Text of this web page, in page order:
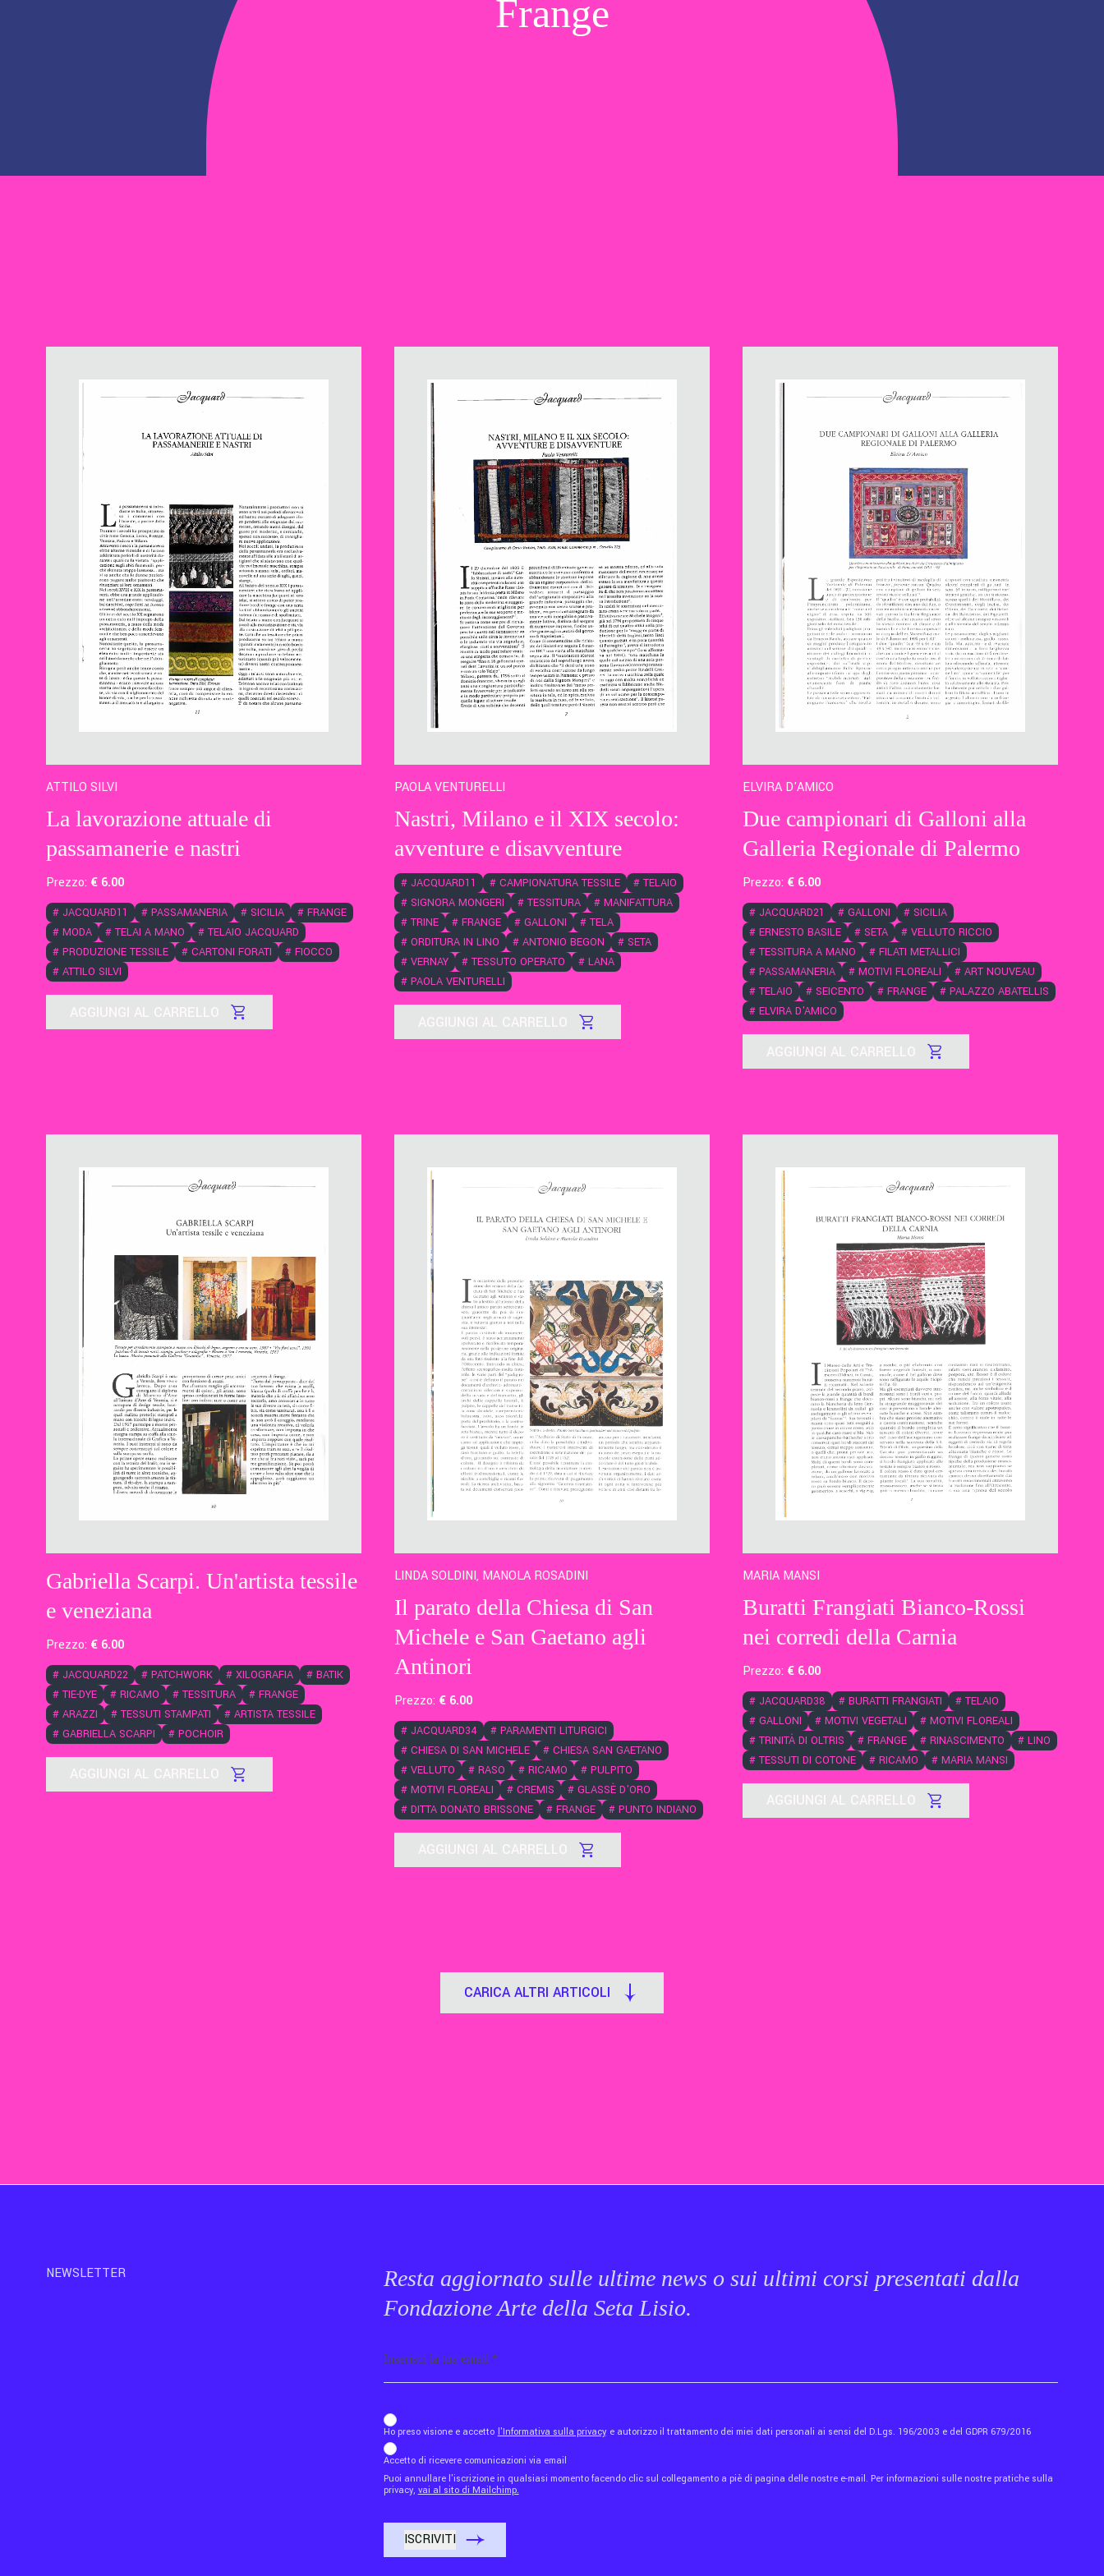
Frange
ATTILO SILVI
La lavorazione attuale di
passamanerie e nastri
Prezzo: € 6.00
# JACQUARD11 # PASSAMANERIA # SICILIA # FRANGE
# MODA # TELAI A MANO # TELAIO JACQUARD
# PRODUZIONE TESSILE # CARTONI FORATI # FIOCCO
# ATTILO SILVI
AGGIUNGI AL CARRELLO
PAOLA VENTURELLI
Nastri, Milano e il XIX secolo:
avventure e disavventure
# JACQUARD11 # CAMPIONATURA TESSILE # TELAIO
# SIGNORA MONGERI # TESSITURA # MANIFATTURA
# TRINE # FRANGE # GALLONI # TELA
# ORDITURA IN LINO # ANTONIO BEGON # SETA
# VERNAY # TESSUTO OPERATO # LANA
# PAOLA VENTURELLI
AGGIUNGI AL CARRELLO
ELVIRA D'AMICO
Due campionari di Galloni alla
Galleria Regionale di Palermo
Prezzo: € 6.00
# JACQUARD21 # GALLONI # SICILIA
# ERNESTO BASILE # SETA # VELLUTO RICCIO
# TESSITURA A MANO # FILATI METALLICI
# PASSAMANERIA # MOTIVI FLOREALI # ART NOUVEAU
# TELAIO # SEICENTO # FRANGE # PALAZZO ABATELLIS
# ELVIRA D'AMICO
AGGIUNGI AL CARRELLO
Gabriella Scarpi. Un'artista tessile
e veneziana
Prezzo: € 6.00
# JACQUARD22 # PATCHWORK # XILOGRAFIA # BATIK
# TIE-DYE # RICAMO # TESSITURA # FRANGE
# ARAZZI # TESSUTI STAMPATI # ARTISTA TESSILE
# GABRIELLA SCARPI # POCHOIR
AGGIUNGI AL CARRELLO
LINDA SOLDINI, MANOLA ROSADINI
Il parato della Chiesa di San
Michele e San Gaetano agli
Antinori
Prezzo: € 6.00
# JACQUARD34 # PARAMENTI LITURGICI
# CHIESA DI SAN MICHELE # CHIESA SAN GAETANO
# VELLUTO # RASO # RICAMO # PULPITO
# MOTIVI FLOREALI # CREMIS # GLASSÈ D'ORO
# DITTA DONATO BRISSONE # FRANGE # PUNTO INDIANO
AGGIUNGI AL CARRELLO
MARIA MANSI
Buratti Frangiati Bianco-Rossi
nei corredi della Carnia
Prezzo: € 6.00
# JACQUARD38 # BURATTI FRANGIATI # TELAIO
# GALLONI # MOTIVI VEGETALI # MOTIVI FLOREALI
# TRINITÀ DI OLTRIS # FRANGE # RINASCIMENTO # LINO
# TESSUTI DI COTONE # RICAMO # MARIA MANSI
AGGIUNGI AL CARRELLO
CARICA ALTRI ARTICOLI
NEWSLETTER
Resta aggiornato sulle ultime news o sui ultimi corsi presentati dalla
Fondazione Arte della Seta Lisio.
b_b43a7bd9734c7124b3be52921_1911023b36
Ho preso visione e accetto l'Informativa sulla privacy e autorizzo il trattamento dei miei dati personali ai sensi del D.Lgs. 196/2003 e del GDPR 679/2016
Accetto di ricevere comunicazioni via email
Puoi annullare l'iscrizione in qualsiasi momento facendo clic sul collegamento a piè di pagina delle nostre e-mail. Per informazioni sulle nostre pratiche sulla
privacy, vai al sito di Mailchimp.